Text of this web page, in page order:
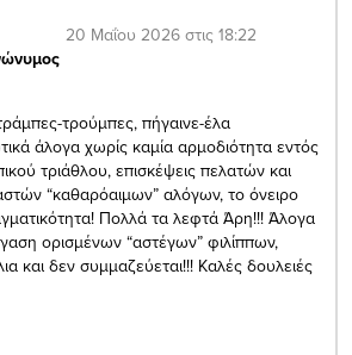
20 Μαΐου 2026 στις 18:22
τρούμπες, πήγαινε-έλα
άλογα χωρίς καμία αρμοδιότητα εντός
τριάθλου, επισκέψεις πελατών και
“καθαρόαιμων” αλόγων, το όνειρο
Πολλά τα λεφτά Άρη!!! Άλογα
ορισμένων “αστέγων” φιλίππων,
και δεν συμμαζεύεται!!! Καλές δουλειές